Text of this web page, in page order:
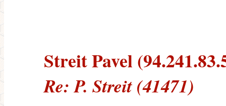
Streit Pavel
Re: P. Streit (41471)